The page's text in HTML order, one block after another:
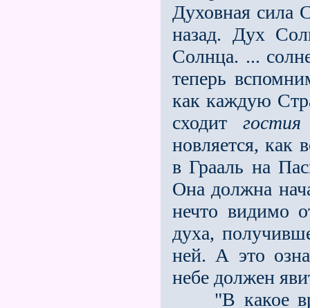
Духовная сила
назад. Дух
Солнца. ...
теперь
как каждую
сходит гостия
новляется, как
в Грааль на
Она должна
нечто видимо
духа,
ней. А это
небе должен
"В какое